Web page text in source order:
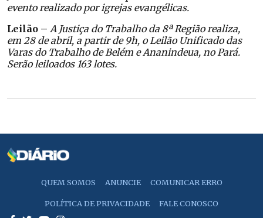
evento realizado por igrejas evangélicas.
Leilão – A Justiça do Trabalho da 8ª Região realiza,
em 28 de abril, a partir de 9h, o Leilão Unificado das
Varas do Trabalho de Belém e Ananindeua, no Pará.
Serão leiloados 163 lotes.
QUEM SOMOS ANUNCIE COMUNICAR ERRO
POLÍTICA DE PRIVACIDADE FALE CONOSCO